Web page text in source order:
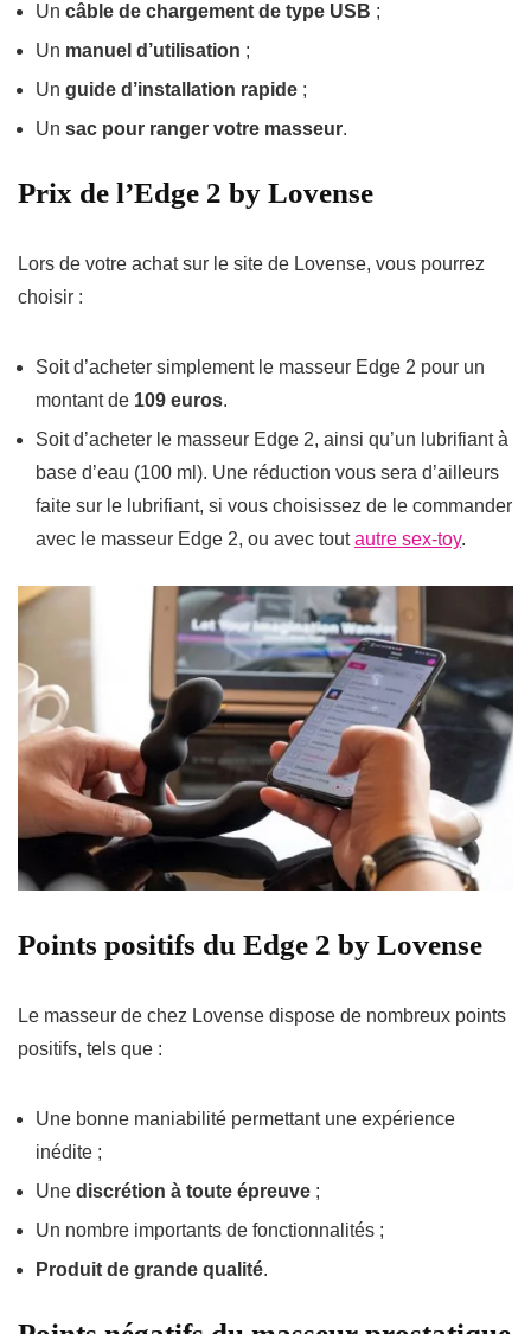
Un câble de chargement de type USB ;
Un manuel d’utilisation ;
Un guide d’installation rapide ;
Un sac pour ranger votre masseur.
Prix de l’Edge 2 by Lovense
Lors de votre achat sur le site de Lovense, vous pourrez
choisir :
Soit d’acheter simplement le masseur Edge 2 pour un
montant de 109 euros.
Soit d’acheter le masseur Edge 2, ainsi qu’un lubrifiant à
base d’eau (100 ml). Une réduction vous sera d’ailleurs
faite sur le lubrifiant, si vous choisissez de le commander
avec le masseur Edge 2, ou avec toutautre sex-toy.
Points positifs du Edge 2 by Lovense
Le masseur de chez Lovense dispose de nombreux points
positifs, tels que :
Une bonne maniabilité permettant une expérience
inédite ;
Une discrétion à toute épreuve ;
Un nombre importants de fonctionnalités ;
Produit de grande qualité.